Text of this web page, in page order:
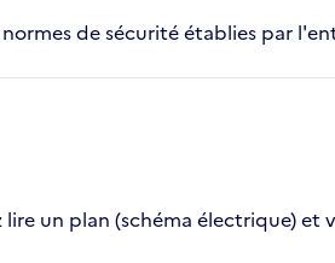
de sécurité établies par
un plan (schéma électrique)